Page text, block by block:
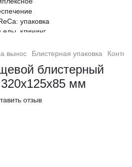
вынос Блистерная упаковка
блистерный
мм
отзыв